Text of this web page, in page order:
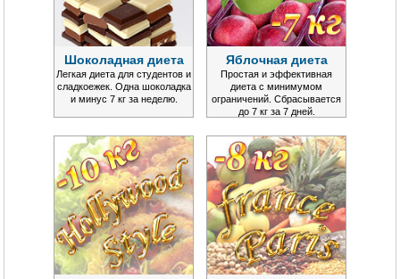
Шоколадная диета
Легкая диета для студентов и
сладкоежек. Одна шоколадка
и минус 7 кг за неделю.
Яблочная диета
Простая и эффективная
диета с минимумом
ограничений. Сбрасывается
до 7 кг за 7 дней.